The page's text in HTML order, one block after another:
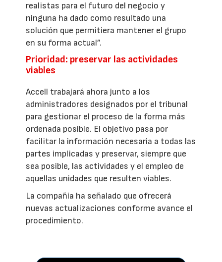
realistas para el futuro del negocio y
ninguna ha dado como resultado una
solución que permitiera mantener el grupo
en su forma actual”.
Prioridad: preservar las actividades
viables
Accell trabajará ahora junto a los
administradores designados por el tribunal
para gestionar el proceso de la forma más
ordenada posible. El objetivo pasa por
facilitar la información necesaria a todas las
partes implicadas y preservar, siempre que
sea posible, las actividades y el empleo de
aquellas unidades que resulten viables.
La compañía ha señalado que ofrecerá
nuevas actualizaciones conforme avance el
procedimiento.